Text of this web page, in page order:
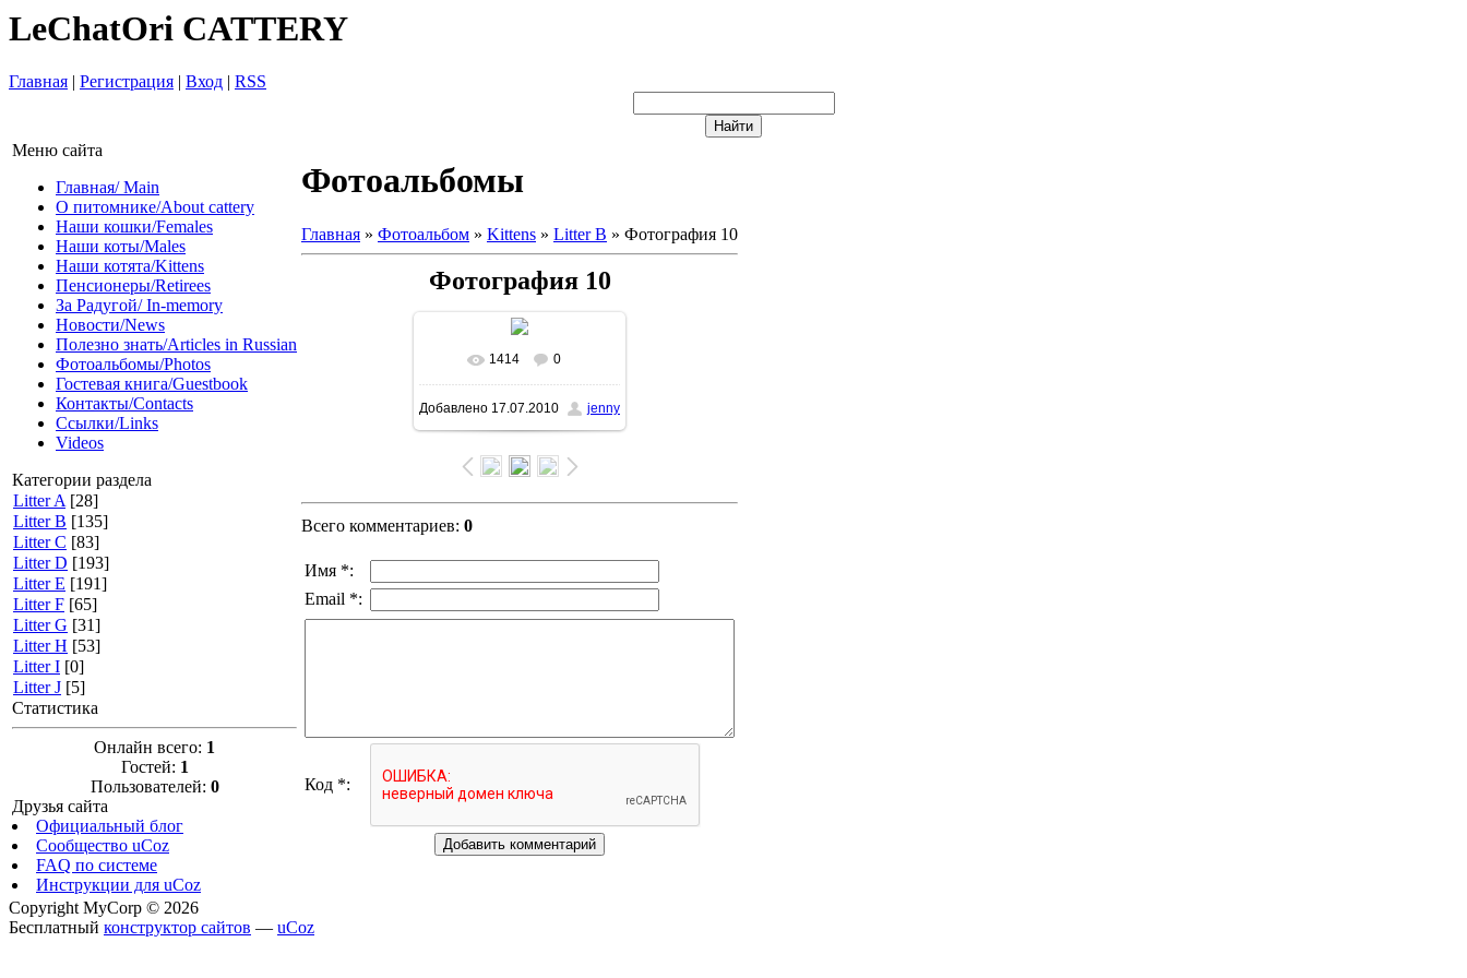
LeChatOri CATTERY
Главная | Регистрация | Вход | RSS
Меню сайта
Главная/ Main
О питомнике/About cattery
Наши кошки/Females
Наши коты/Males
Наши котята/Kittens
Пенсионеры/Retirees
За Радугой/ In-memory
Новости/News
Полезно знать/Articles in Russian
Фотоальбомы/Photos
Гостевая книга/Guestbook
Контакты/Contacts
Ссылки/Links
Videos
Категории раздела
Litter A [28]
Litter B [135]
Litter C [83]
Litter D [193]
Litter E [191]
Litter F [65]
Litter G [31]
Litter H [53]
Litter I [0]
Litter J [5]
Статистика
Онлайн всего: 1
Гостей: 1
Пользователей: 0
Друзья сайта
Официальный блог
Сообщество uCoz
FAQ по системе
Инструкции для uCoz
Фотоальбомы
Главная » Фотоальбом » Kittens » Litter B » Фотография 10
Фотография 10
В реальном размере
1600x1066 / 101.4Kb
1414 0
Добавлено 17.07.2010 jenny
Всего комментариев: 0
Имя *:
Email *:
Код *:
Copyright MyCorp © 2026
Бесплатный конструктор сайтов — uCoz